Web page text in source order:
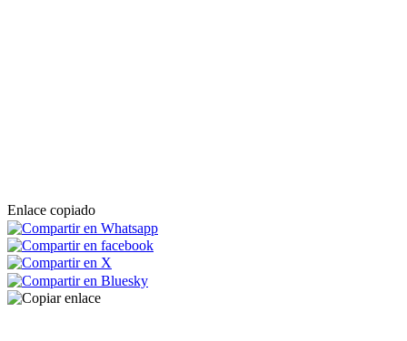
Enlace copiado